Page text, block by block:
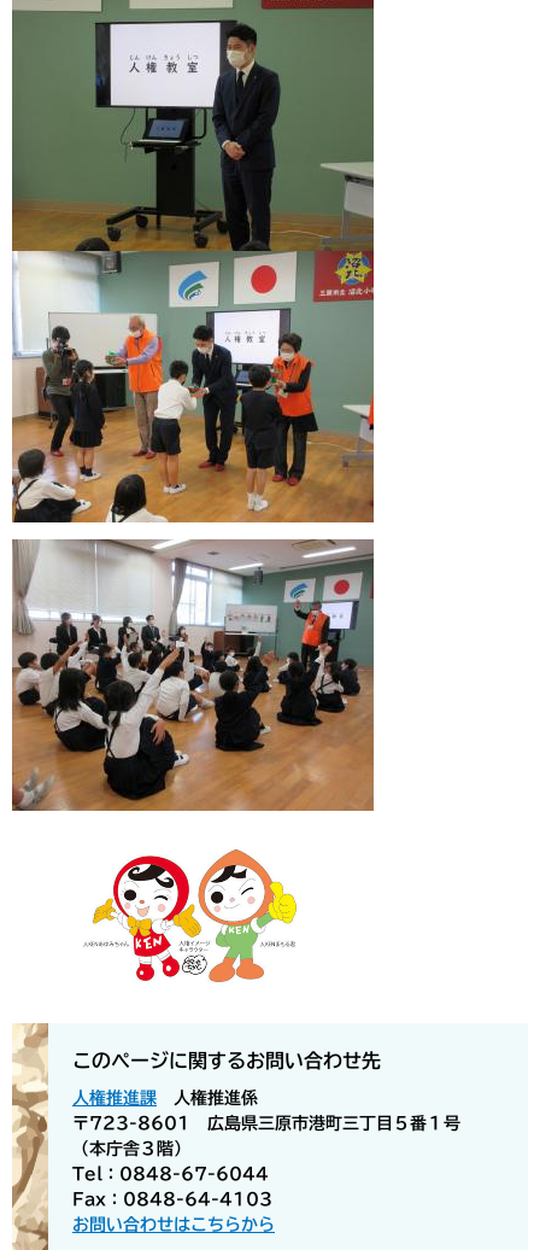
このページに関するお問い合わせ先
人権推進課
人権推進係
〒723-8601 広島県三原市港町三丁目５番１号
（本庁舎３階）
Tel：0848-67-6044
Fax：0848-64-4103
お問い合わせはこちらから